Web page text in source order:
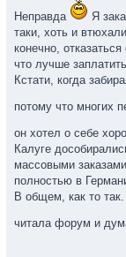
Неправда
Я
таки, хоть и
конечно,
что лучше
Кстати, когда
потому что многих
он хотел о себе
Калуге
массовыми
полностью в
В общем, как то
читала форум и